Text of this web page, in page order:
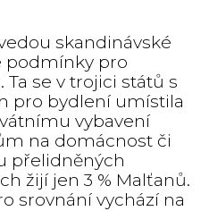
skandinávské
podmínky pro
se v trojici států s
pro bydlení umístila
vybavení
na domácnost či
přelidněných
žijí jen 3 % Malťanů.
srovnání vychází na